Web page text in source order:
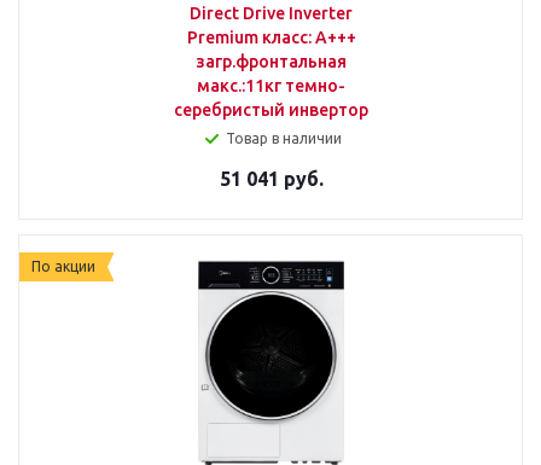
Direct Drive Inverter
Premium класс: A+++
загр.фронтальная
макс.:11кг темно-
серебристый инвертор
Товар в наличии
51 041 руб.
По акции